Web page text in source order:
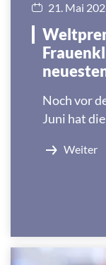
21. Mai
Noch vor
Juni hat
Weiter